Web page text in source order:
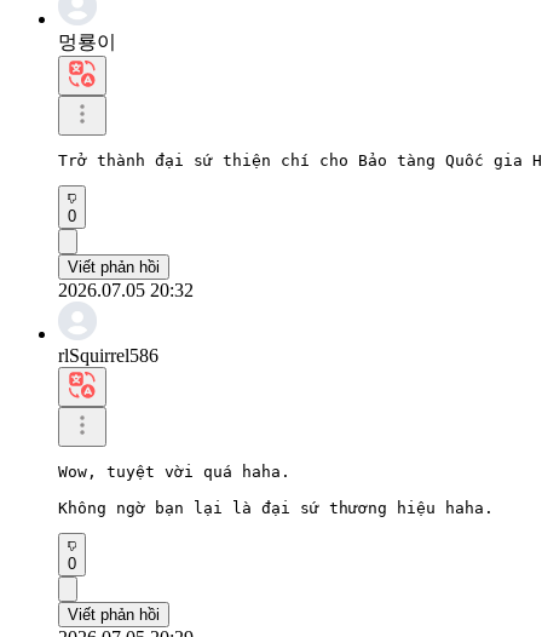
멍룡이
Trở thành đại sứ thiện chí cho Bảo tàng Quốc
0
Viết phản hồi
2026.07.05 20:32
rlSquirrel586
Wow, tuyệt vời quá haha.
Không ngờ bạn lại là đại sứ thương hiệu haha.
0
Viết phản hồi